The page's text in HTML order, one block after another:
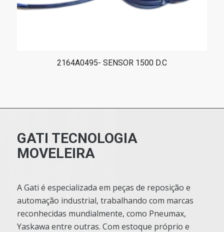
2164A0495- SENSOR 1500 D.C
GATI TECNOLOGIA
MOVELEIRA
A Gati é especializada em peças de reposição e
automação industrial, trabalhando com marcas
reconhecidas mundialmente, como Pneumax,
Yaskawa entre outras. Com estoque próprio e